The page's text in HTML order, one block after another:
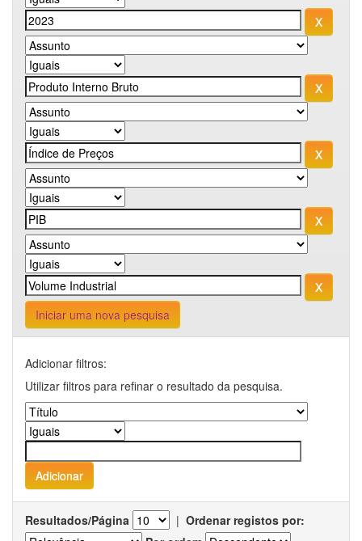
Iniciar uma nova pesquisa
Adicionar filtros:
Utilizar filtros para refinar o resultado da pesquisa.
Resultados/Página | Ordenar registos por: